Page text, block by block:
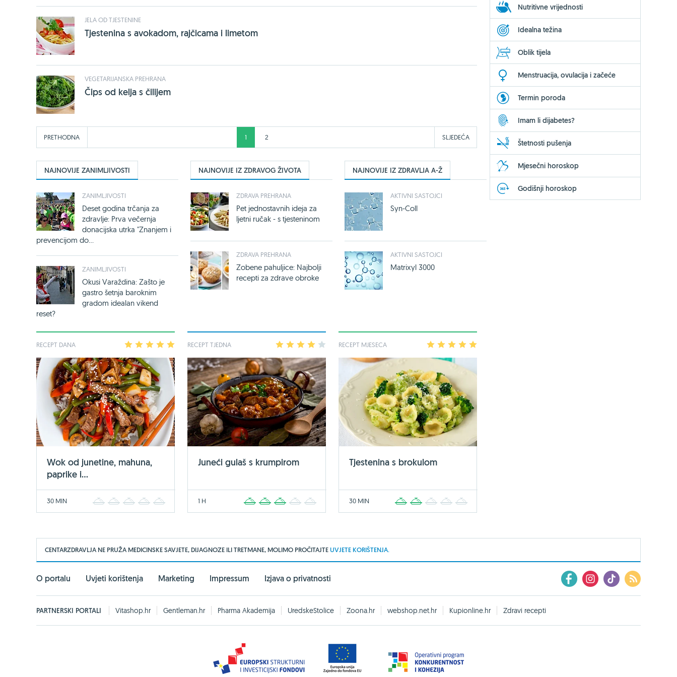
JELA OD TJESTENINE
Tjestenina s avokadom, rajčicama i limetom
VEGETARIJANSKA PREHRANA
Čips od kelja s čilijem
PRETHODNA 1 2 SLJEDEĆA
NAJNOVIJE ZANIMLJIVOSTI
ZANIMLJIVOSTI
Deset godina trčanja za
zdravlje: Prva večernja
donacijska utrka "Znanjem i
prevencijom do...
ZANIMLJIVOSTI
Okusi Varaždina: Zašto je
gastro šetnja baroknim
gradom idealan vikend
reset?
NAJNOVIJE IZ ZDRAVOG ŽIVOTA
ZDRAVA PREHRANA
Pet jednostavnih ideja za
ljetni ručak - s tjesteninom
ZDRAVA PREHRANA
Zobene pahuljice: Najbolji
recepti za zdrave obroke
NAJNOVIJE IZ ZDRAVLJA A-Ž
AKTIVNI SASTOJCI
Syn-Coll
AKTIVNI SASTOJCI
Matrixyl 3000
RECEPT DANA 2 3 4
Wok od junetine, mahuna,
paprike i...
30 MIN 2 3 4
RECEPT TJEDNA 2 3 4
Juneći gulaš s krumpirom
1 H 2 3 4
RECEPT MJESECA 2 3 4
Tjestenina s brokulom
30 MIN 2 3 4
Nutritivne vrijednosti
Idealna težina
Oblik tijela
Menstruacija, ovulacija i začeće
Termin poroda
Imam li dijabetes?
Štetnosti pušenja
Mjesečni horoskop
Godišnji horoskop
CENTARZDRAVLJA NE PRUŽA MEDICINSKE SAVJETE, DIJAGNOZE ILI TRETMANE, MOLIMO PROČITAJTEUVJETE KORIŠTENJA.
O portalu Uvjeti korištenja Marketing Impressum Izjava o privatnosti
PARTNERSKI PORTALI Vitashop.hr Gentleman.hr Pharma Akademija UredskeStolice Zoona.hr webshop.net.hr Kupionline.hr Zdravi recepti